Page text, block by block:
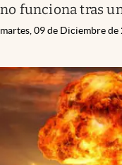
no funciona tras
martes, 09 de Diciembre de